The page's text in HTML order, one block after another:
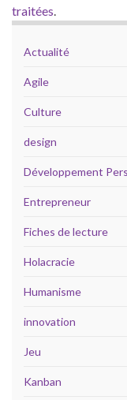
traitées
Actualité
Agile
Culture
design
Développement
Entrepreneur
Fiches de lecture
Holacracie
Humanisme
innovation
Jeu
Kanban